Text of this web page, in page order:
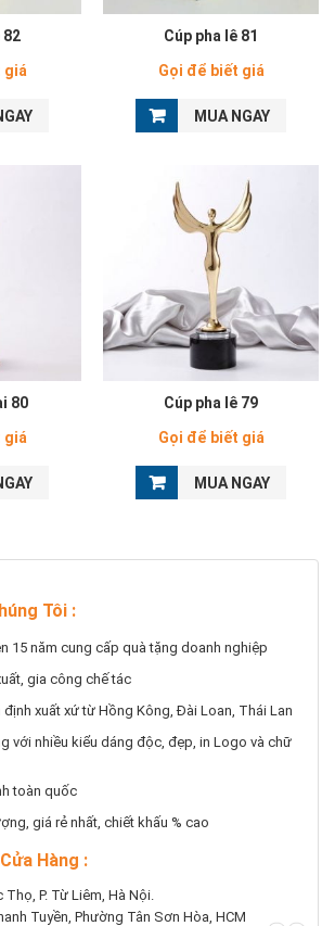
82
giá
Cúp pha lê 81
Gọi để biết giá
MUA NGAY
80
giá
Cúp pha lê 79
Gọi để biết giá
MUA NGAY
Tôi :
15 năm cung cấp quà tặng doanh nghiệp
gia công chế tác
xuất xứ từ Hồng Kông, Đài Loan, Thái Lan
với nhiều kiểu dáng độc, đẹp, in Logo và chữ
toàn quốc
giá rẻ nhất, chiết khấu % cao
Hàng :
P. Từ Liêm, Hà Nội.
Tuyền, Phường Tân Sơn Hòa, HCM